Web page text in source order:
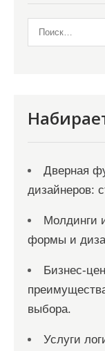
Дверная
дизайнеров:
Молдинги
формы и
Бизнес-
выбора.
Услуги